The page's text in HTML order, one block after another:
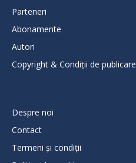
Parteneri
Abonamente
Autori
Copyright & Condiții de publicare
Despre noi
Contact
Termeni și condiții